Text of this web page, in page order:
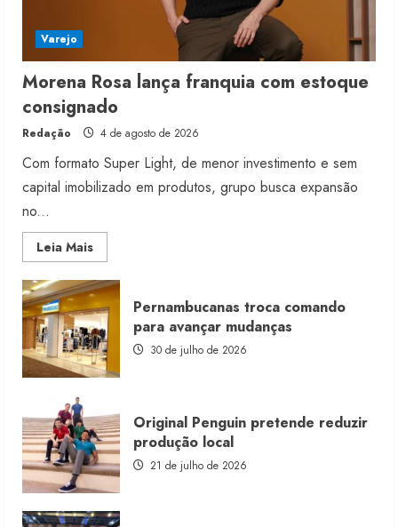
Varejo
Morena Rosa lança franquia com estoque
consignado
Redação 4 de agosto de 2026
Com formato Super Light, de menor investimento e sem
capital imobilizado em produtos, grupo busca expansão
no...
Leia MaisRead
more
Morena
Rosa
lança
franquia
com
estoque
consignado
Pernambucanas troca comando
para avançar mudanças
30 de julho de 2026
Original Penguin pretende reduzir
produção local
21 de julho de 2026